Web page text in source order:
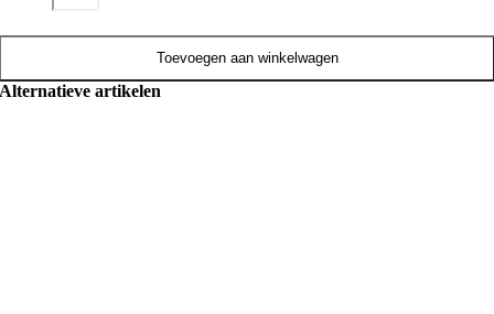
Toevoegen aan winkelwagen
Alternatieve artikelen